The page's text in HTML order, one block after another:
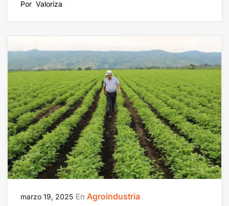
Por Valoriza
marzo 19, 2025 En Agroindustria